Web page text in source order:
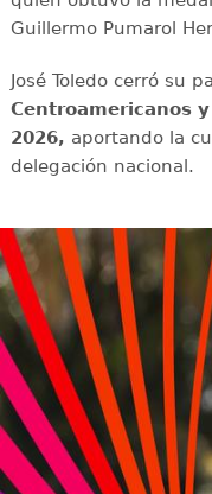
Guillermo Pumarol
José Toledo cerró su
Centroamericanos
2026, aportando la
delegación nacional.